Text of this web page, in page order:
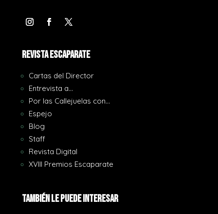
REVISTA ESCAPARATE
Cartas del Director
Entrevista a…
Por las Callejuelas con…
Espejo
Blog
Staff
Revista Digital
XVIII Premios Escaparate
También le puede interesar